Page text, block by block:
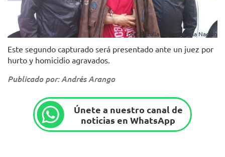
Foto: Fiscalía General de la Nación
Este segundo capturado será presentado ante un juez por
hurto y homicidio agravados.
Publicado por: Andrés Arango
Únete a nuestro canal de
noticias en WhatsApp